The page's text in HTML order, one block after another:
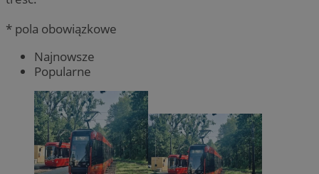
* pola obowiązkowe
Najnowsze
Popularne